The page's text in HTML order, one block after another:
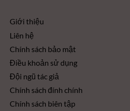
Giới thiệu
Liên hệ
Chính sách bảo mật
Điều khoản sử dụng
Đội ngũ tác giả
Chính sách đính chính
Chính sách biên tập